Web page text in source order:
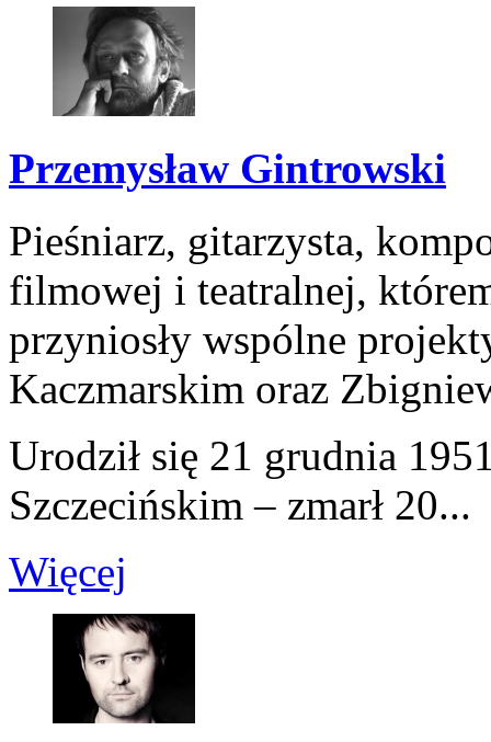
Przemysław Gintrowski
Pieśniarz, gitarzysta,
filmowej i teatralnej,
przyniosły wspólne
Kaczmarskim oraz
Urodził się 21 grudnia
Szczecińskim – zmarł 20...
Więcej